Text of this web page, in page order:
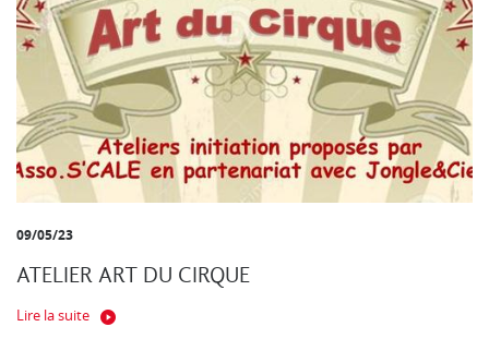
09/05/23
ATELIER ART DU CIRQUE
Lire la suite